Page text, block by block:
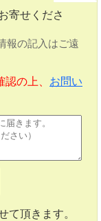
寄せくださ
報の記入はご遠
認の上、 お問い
て頂きます。